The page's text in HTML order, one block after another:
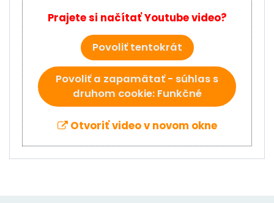
Prajete si načítať Youtube video?
Povoliť tentokrát
Povoliť a zapamätať - súhlas s
druhom cookie: Funkčné
Otvoriť video v novom okne